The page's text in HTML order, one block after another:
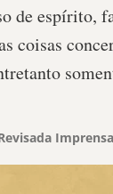
de espírito,
coisas